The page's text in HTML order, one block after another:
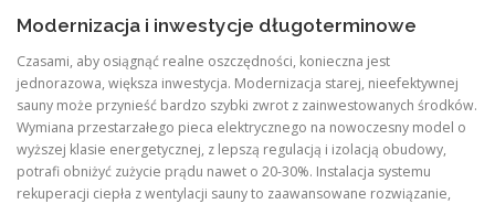
Modernizacja i inwestycje długoterminowe
Czasami, aby osiągnąć realne oszczędności, konieczna jest
jednorazowa, większa inwestycja. Modernizacja starej, nieefektywnej
sauny może przynieść bardzo szybki zwrot z zainwestowanych środków.
Wymiana przestarzałego pieca elektrycznego na nowoczesny model o
wyższej klasie energetycznej, z lepszą regulacją i izolacją obudowy,
potrafi obniżyć zużycie prądu nawet o 20-30%. Instalacja systemu
rekuperacji ciepła z wentylacji sauny to zaawansowane rozwiązanie,